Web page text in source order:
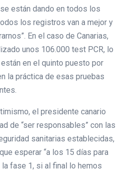
están dando en todos los
los registros van a mejor y
En el caso de Canarias,
unos 106.000 test PCR, lo
en el quinto puesto por
la práctica de esas pruebas
el presidente canario
de “ser responsables” con las
sanitarias establecidas,
esperar “a los 15 días para
fase 1, si al final lo hemos